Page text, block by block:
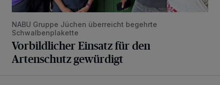
NABU Gruppe Jüchen überreicht begehrte
Schwalbenplakette
Vorbildlicher Einsatz für den
Artenschutz gewürdigt